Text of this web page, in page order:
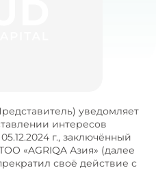
уведомляет
интересов
г., заключённый
«AGRIQA Азия» (далее
своё действие с